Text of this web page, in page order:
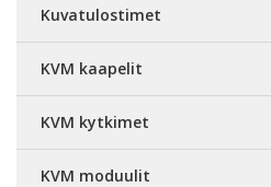
Kuvatulostimet
KVM kaapelit
KVM kytkimet
KVM moduulit